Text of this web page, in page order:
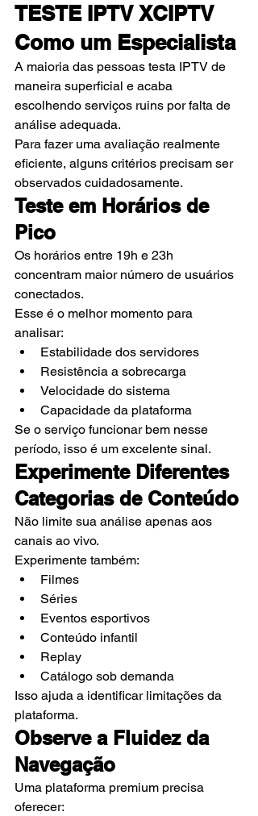
TESTE IPTV XCIPTV
Como um Especialista
A maioria das pessoas testa IPTV de
maneira superficial e acaba
escolhendo serviços ruins por falta de
análise adequada.
Para fazer uma avaliação realmente
eficiente, alguns critérios precisam ser
observados cuidadosamente.
Teste em Horários de
Pico
Os horários entre 19h e 23h
concentram maior número de usuários
conectados.
Esse é o melhor momento para
analisar:
Estabilidade dos servidores
Resistência a sobrecarga
Velocidade do sistema
Capacidade da plataforma
Se o serviço funcionar bem nesse
período, isso é um excelente sinal.
Experimente Diferentes
Categorias de Conteúdo
Não limite sua análise apenas aos
canais ao vivo.
Experimente também:
Filmes
Séries
Eventos esportivos
Conteúdo infantil
Replay
Catálogo sob demanda
Isso ajuda a identificar limitações da
plataforma.
Observe a Fluidez da
Navegação
Uma plataforma premium precisa
oferecer: